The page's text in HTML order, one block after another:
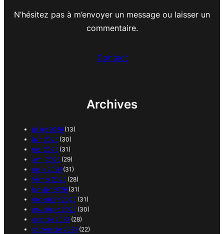
N’hésitez pas à m’envoyer un message ou laisser un
commentaire.
Contact
Archives
juillet 2026 (13)
juin 2026 (30)
mai 2026 (31)
avril 2026 (29)
mars 2026 (31)
février 2026 (28)
janvier 2026 (31)
décembre 2025 (31)
novembre 2025 (30)
octobre 2025 (28)
septembre 2025 (22)